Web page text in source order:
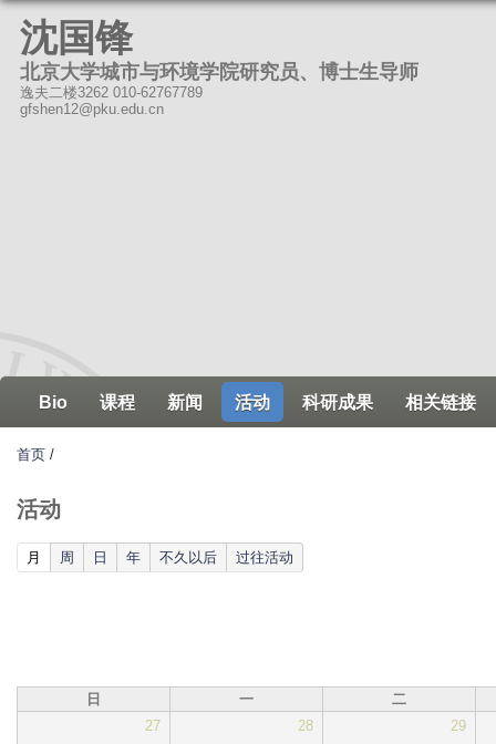
沈国锋
北京大学城市与环境学院研究员、博士生导师
逸夫二楼3262 010-62767789
gfshen12@pku.edu.cn
Bio 课程 新闻 活动 科研成果 相关链接
首页 /
活动
月 (active tab)
周 日 年 不久以后 过往活动
日 一
二
27
28 29